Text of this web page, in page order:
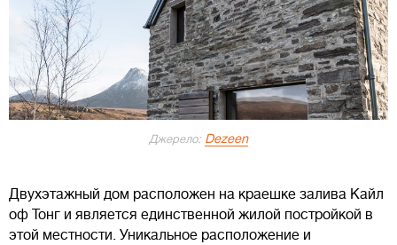
Джерело: Dezeen
Двухэтажный дом расположен на краешке залива Кайл
оф Тонг и является единственной жилой постройкой в
этой местности. Уникальное расположение и